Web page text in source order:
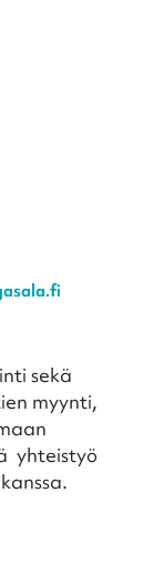
sekä
myynti,
yhteistyö